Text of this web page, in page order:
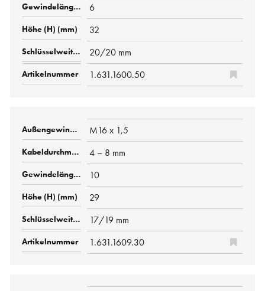
6
32
20/20 mm
1.631.1600.50
M16 x 1,5
4 – 8 mm
10
29
17/19 mm
1.631.1609.30